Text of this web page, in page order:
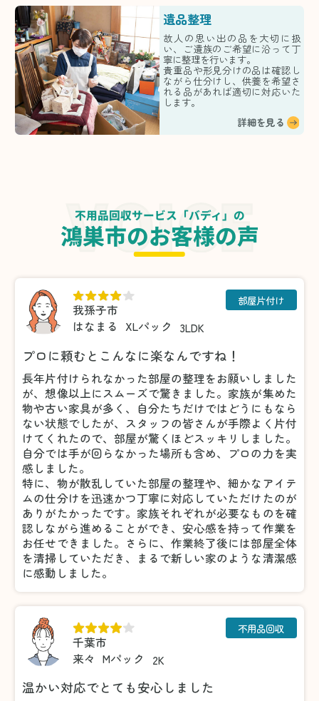
遺品整理
故人の思い出の品を大切に扱
い、ご遺族のご希望に沿って丁
寧に整理を行います。
貴重品や形見分けの品は確認し
ながら仕分けし、供養を希望さ
れる品があれば適切に対応いた
します。
詳細を見る
不用品回収サービス「バディ」の
鴻巣市のお客様の声
我孫子市
はなまる
XLパック 3LDK
部屋片付け
プロに頼むとこんなに楽なんですね！
長年片付けられなかった部屋の整理をお願いしました
が、想像以上にスムーズで驚きました。家族が集めた
物や古い家具が多く、自分たちだけではどうにもなら
ない状態でしたが、スタッフの皆さんが手際よく片付
けてくれたので、部屋が驚くほどスッキリしました。
自分では手が回らなかった場所も含め、プロの力を実
感しました。
特に、物が散乱していた部屋の整理や、細かなアイテ
ムの仕分けを迅速かつ丁寧に対応していただけたのが
ありがたかったです。家族それぞれが必要なものを確
認しながら進めることができ、安心感を持って作業を
お任せできました。さらに、作業終了後には部屋全体
を清掃していただき、まるで新しい家のような清潔感
に感動しました。
千葉市
来々 Mパック 2K
不用品回収
温かい対応でとても安心しました